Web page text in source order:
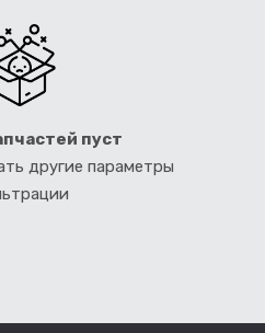
пуст
другие параметры